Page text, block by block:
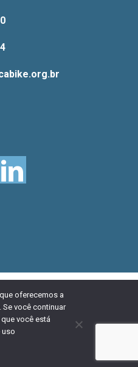
Esta obra está licenciada
Atribuição 4.0
NaçãoDesign
Política de
oferecemos a
Se você continuar
você está
uso